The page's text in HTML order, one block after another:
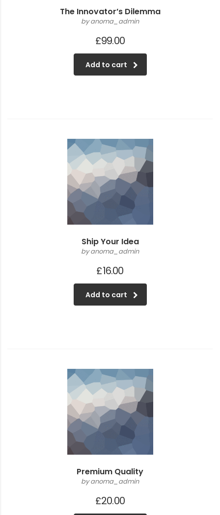
The Innovator’s Dilemma
by anoma_admin
£99.00
Add to cart
Ship Your Idea
by anoma_admin
£16.00
Add to cart
Premium Quality
by anoma_admin
£20.00